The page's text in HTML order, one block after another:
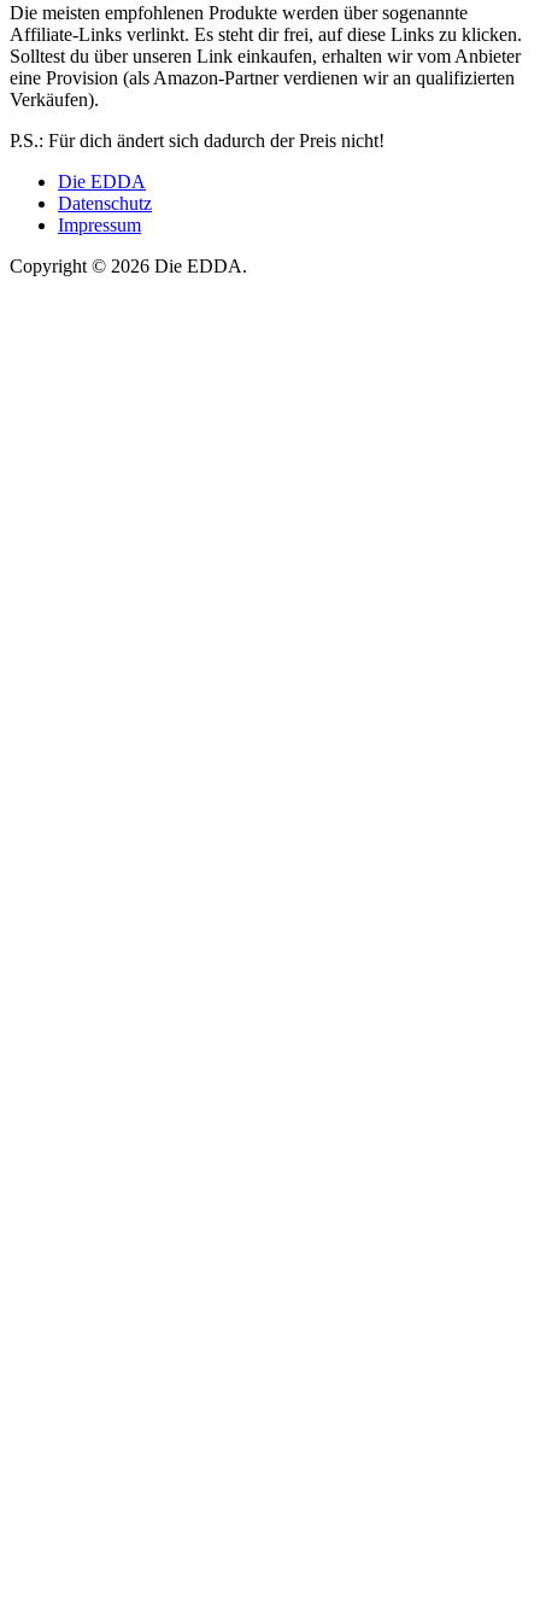
Die meisten empfohlenen Produkte werden über sogenannte
Affiliate-Links verlinkt. Es steht dir frei, auf diese Links zu klicken.
Solltest du über unseren Link einkaufen, erhalten wir vom Anbieter
eine Provision (als Amazon-Partner verdienen wir an qualifizierten
Verkäufen).
P.S.: Für dich ändert sich dadurch der Preis nicht!
Die EDDA
Datenschutz
Impressum
Copyright © 2026 Die EDDA.